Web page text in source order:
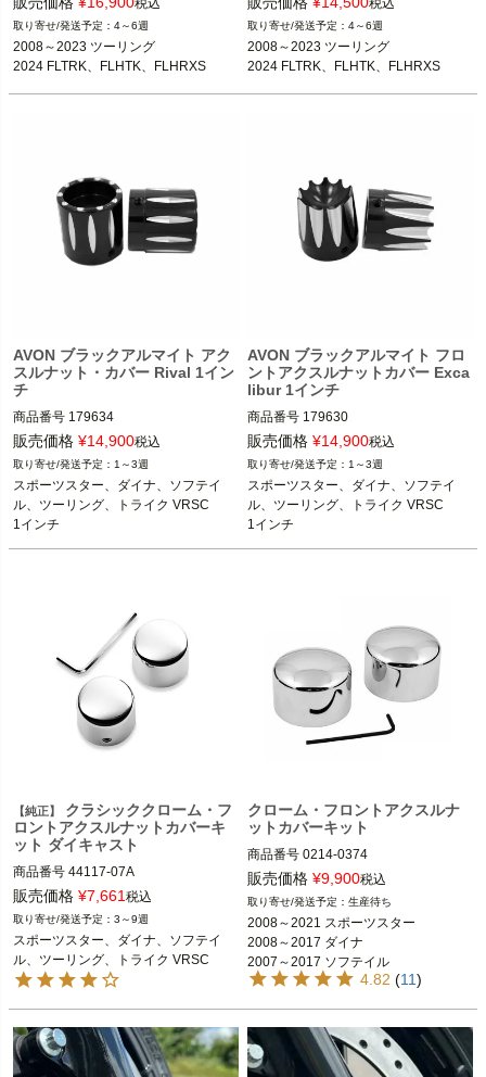
税込
4～6週
2008～2023 ツーリング
2024 FLTRK、FLHTK、FLHRXS
税込
4～6週
2008～2023 ツーリング
2024 FLTRK、FLHTK、FLHRXS
AVON ブラックアルマイト アク
スルナット・カバー Rival 1イン
チ
商品番号 179634
3OT： 0214-0785
2015～2020 XG750
2008～2021 スポーツスター
2008～2017 ダイナ
2007以降 ソフテイル
※スプリンガーモデル、FXSBSE、FX
2008～2023 ツーリング
2002～2011 VRSCモデル
※VRSCR、VRSCF、VRSCDXは除く
販売価格 ¥14,900税込
1～3週
スポーツスター、ダイナ、ソフテイ
ル、ツーリング、トライク VRSC
1インチ
AVON ブラックアルマイト フロ
ントアクスルナットカバー Exca
libur 1インチ
商品番号 179630
3OT:0214-0781
2015～2020 XG750
2008～2021 スポーツスター
2008～2017 ダイナ
2007以降 ソフテイル
2008～2023 ツーリング
2002～2011 VRSCモデル
※VRSCR、VRSCF、VRSCDXは除く
AVON
販売価格 ¥14,900税込
1～3週
スポーツスター、ダイナ、ソフテイ
ル、ツーリング、トライク VRSC
1インチ
【純正】
クラシッククローム・フ
ロントアクスルナットカバーキ
ット ダイキャスト
商品番号 44117-07A
2008～2021 スポーツスター
2008～2017 ダイナ
※スプリンガーモデル、FXCW、FXC
WC、FXSTD、FXSBSE、FLSTNS
Eは不可
2024 FLHTK、FLTRK、FLHRXS
2008～2023 ツーリング
販売価格 ¥7,661 税込
3～9週
スポーツスター、ダイナ、ソフテイ
ル、ツーリング、トライク VRSC
クローム・フロントアクスルナ
ットカバーキット
商品番号 0214-0374
MCS品番：951382
2008～2021 スポーツスター
2008～2017 ダイナ
2007～2024 ソフテイル
※スプリンガー、FXSBSE、FXCW、
FXCWC、FXSTDは不可
2024 FLHTK、FLTRK、FLHRXS
2008～2023 ツーリング
販売価格 ¥9,900税込
生産待ち
2008～2021 スポーツスター
2008～2017 ダイナ
2007～2017 ソフテイル
2024 FLHTK、FLTRK、FLHRXS
4.82 (11)